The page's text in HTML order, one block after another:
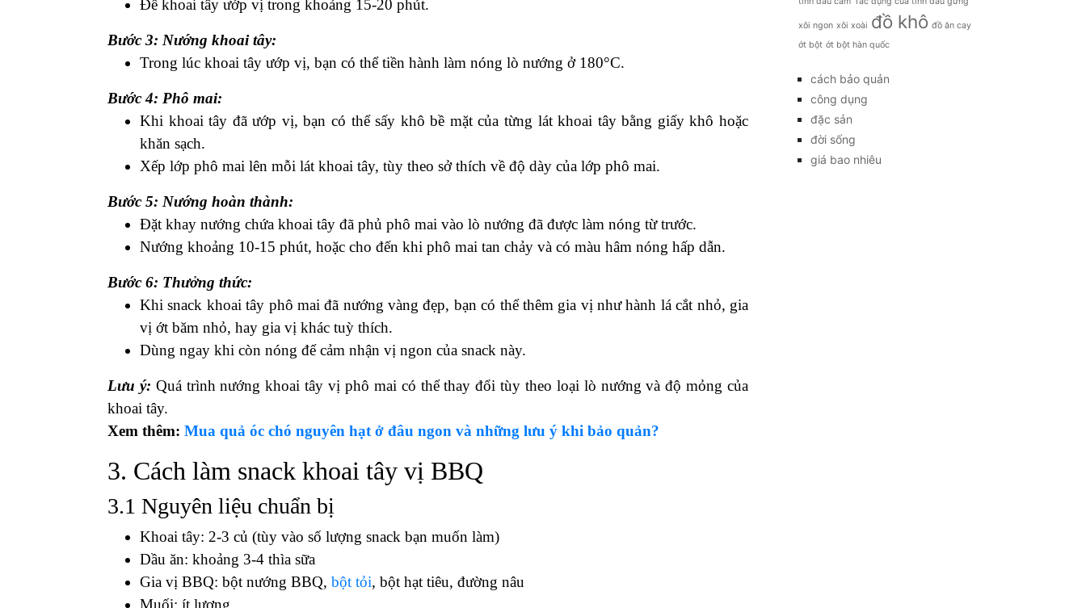
2.2 Các bước tiến hành
Bước 1: Chuẩn bị khoai tây:
Gọt sạch vỏ khoai tây và rửa sạch.
Cắt khoai tây thành lát mỏng, có thể dùng dao cắt hoặc dùng máy cắt khoai tây để tạo thành lát
mỏng đều nhau.
Bước 2: Ướp khoai tây:
Trải lát khoai tây ra trên một khay nướng.
Rắc một ít muối lên lát khoai tây để tạo vị thơm ngon và giúp tách nước.
Để khoai tây ướp vị trong khoảng 15-20 phút.
Bước 3: Nướng khoai tây:
Trong lúc khoai tây ướp vị, bạn có thể tiền hành làm nóng lò nướng ở 180°C.
Bước 4: Phô mai:
Khi khoai tây đã ướp vị, bạn có thể sấy khô bề mặt của từng lát khoai tây bằng giấy khô hoặc
khăn sạch.
Xếp lớp phô mai lên mỗi lát khoai tây, tùy theo sở thích về độ dày của lớp phô mai.
Bước 5: Nướng hoàn thành:
Đặt khay nướng chứa khoai tây đã phủ phô mai vào lò nướng đã được làm nóng từ trước.
Nướng khoảng 10-15 phút, hoặc cho đến khi phô mai tan chảy và có màu hâm nóng hấp dẫn.
Bước 6: Thưởng thức:
Khi snack khoai tây phô mai đã nướng vàng đẹp, bạn có thể thêm gia vị như hành lá cắt nhỏ, gia
vị ớt băm nhỏ, hay gia vị khác tuỳ thích.
Dùng ngay khi còn nóng để cảm nhận vị ngon của snack này.
Hạt giống hoa hạt giống rau
sachi khoai tây kim chi kim chi hàn quốc
kỹ thuật trồng
ngon với khoai tây món ăn
ong nấm Nấm ngọc châm
phương pháp
sạch
thực phẩm sạch